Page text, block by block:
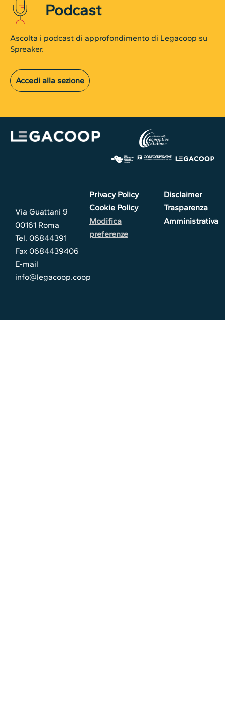
Podcast
Ascolta i podcast di approfondimento di Legacoop su
Spreaker.
Accedi alla sezione
Via Guattani 9
00161 Roma
Tel. 06844391
Fax 0684439406
E-mail
info@legacoop.coop
Privacy Policy
Cookie Policy
Modifica
preferenze
Disclaimer
Trasparenza
Amministrativa